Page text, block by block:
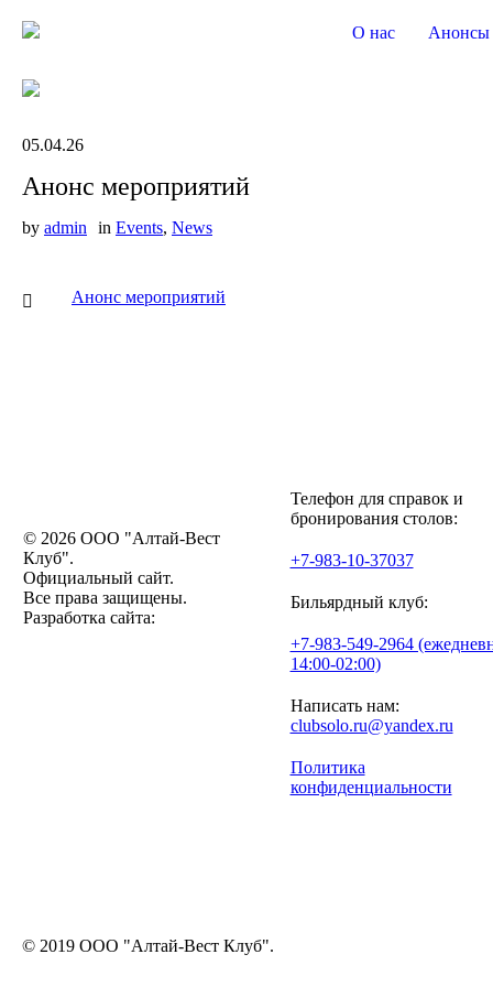
О нас
Анонсы
05.04.26
Анонс мероприятий
by admin in Events, News
Анонс мероприятий
© 2026 ООО "Алтай-Вест
Клуб".
Официальный сайт.
Все права защищены.
Разработка сайта:
Телефон для справок и
бронирования столов:
+7-983-10-37037
Бильярдный клуб:
+7-983-549-2964
14:00-02:00)
Написать нам:
clubsolo.ru@yandex.ru
Политика
конфиденциальности
© 2019 ООО "Алтай-Вест Клуб".